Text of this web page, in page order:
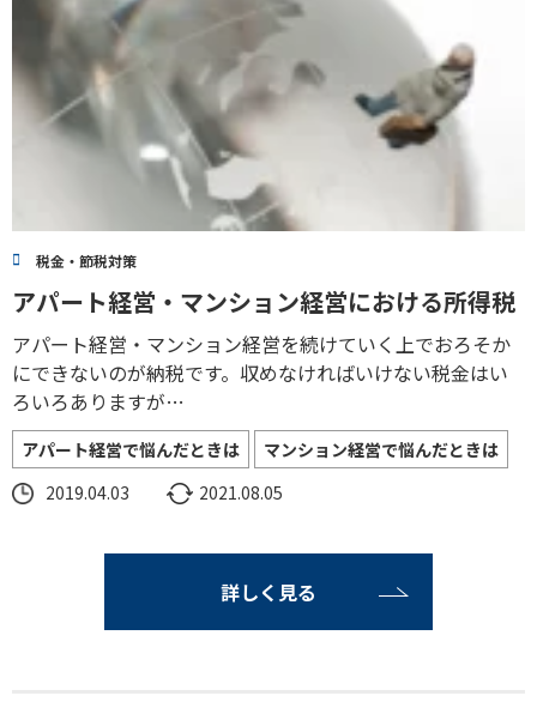
税金・節税対策
アパート経営・マンション経営における所得税
アパート経営・マンション経営を続けていく上でおろそか
にできないのが納税です。収めなければいけない税金はい
ろいろありますが…
アパート経営で悩んだときは
マンション経営で悩んだときは
2019.04.03
2021.08.05
詳しく見る